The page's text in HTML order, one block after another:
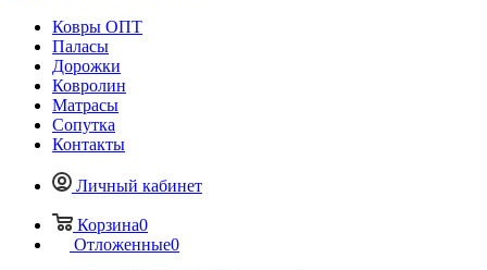
Ковры ОПТ
Паласы
Дорожки
Ковролин
Матрасы
Сопутка
Контакты
Личный кабинет
Корзина0
Отложенные0